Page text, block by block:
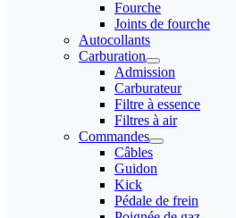
Fourche
Joints de fourche
Autocollants
Carburation
Admission
Carburateur
Filtre à essence
Filtres à air
Commandes
Câbles
Guidon
Kick
Pédale de frein